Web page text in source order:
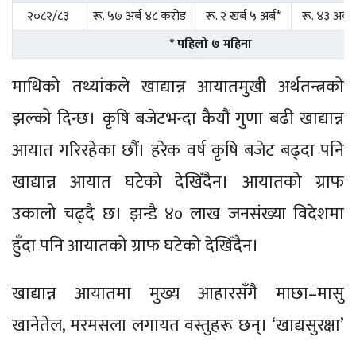
२०८२/८३
रू. ५७ अर्ब ४८ करोड रू. २ खर्ब ५ अर्ब*
रू. ४३ अर्ब
* पहिलो ७ महिना
माथिको तथ्यांकले खाद्यान्न आयातमुखी अर्थतन्त्रको
झल्को दिन्छ। कृषि बजेटभन्दा कैयौं गुणा बढी खाद्यान्न
आयात गरिरहेका छौं। हरेक वर्ष कृषि बजेट बढ्दा पनि
खाद्यान्न आयात घटेको देखिँदैन। आयातको ग्राफ
उकालो चढ्दै छ। झन्डै ४० लाख जनसंख्या विदेशमा
हुँदा पनि आयातको ग्राफ घटेको देखिँदैन।
खाद्यान्न आयातमा मुख्य आहारसँगै माछा–मासु
खानेतेल, मरमसला लगायत वस्तुहरू छन्। ‘खाद्यसुरक्षा’